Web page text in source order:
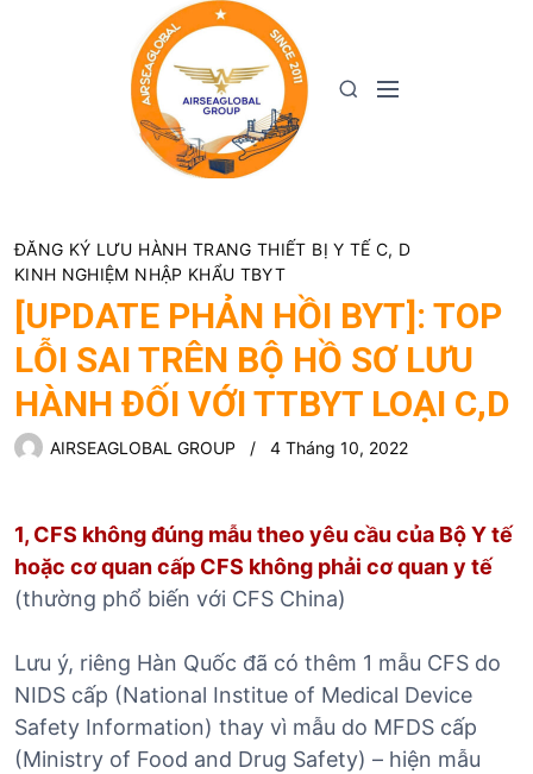
S
M
ĐĂNG KÝ LƯU HÀNH TRANG THIẾT BỊ Y TẾ C, D
KINH NGHIỆM NHẬP KHẨU TBYT
[UPDATE PHẢN HỒI BYT]: TOP
LỖI SAI TRÊN BỘ HỒ SƠ LƯU
HÀNH ĐỐI VỚI TTBYT LOẠI C,D
AIRSEAGLOBAL GROUP 4 Tháng 10, 2022
1, CFS không đúng mẫu theo yêu cầu của Bộ Y tế
hoặc cơ quan cấp CFS không phải cơ quan y tế
(thường phổ biến với CFS China)
Lưu ý, riêng Hàn Quốc đã có thêm 1 mẫu CFS do
NIDS cấp (National Institue of Medical Device
Safety Information) thay vì mẫu do MFDS cấp
(Ministry of Food and Drug Safety) – hiện mẫu